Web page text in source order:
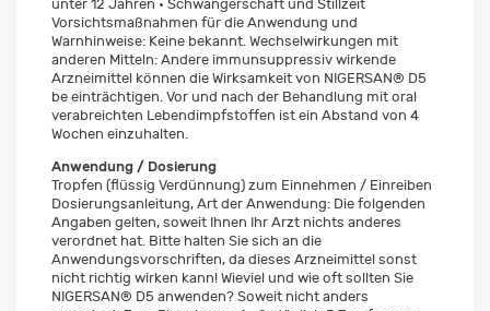
unter 12 Jahren • Schwangerschaft und Stillzeit
Vorsichtsmaßnahmen für die Anwendung und
Warnhinweise: Keine bekannt. Wechselwirkungen mit
anderen Mitteln: Andere immunsuppressiv wirkende
Arzneimittel können die Wirksamkeit von NIGERSAN® D5
be einträchtigen. Vor und nach der Behandlung mit oral
verabreichten Lebendimpfstoffen ist ein Abstand von 4
Wochen einzuhalten.
Anwendung / Dosierung
Tropfen (flüssig Verdünnung) zum Einnehmen / Einreiben
Dosierungsanleitung, Art der Anwendung: Die folgenden
Angaben gelten, soweit Ihnen Ihr Arzt nichts anderes
verordnet hat. Bitte halten Sie sich an die
Anwendungsvorschriften, da dieses Arzneimittel sonst
nicht richtig wirken kann! Wieviel und wie oft sollten Sie
NIGERSAN® D5 anwenden? Soweit nicht anders